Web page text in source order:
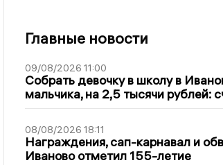
Главные новости
09/08/2026 11:00
Собрать девочку в школу в
мальчика, на 2,5 тысячи рублей:
08/08/2026 18:11
Награждения, сап-карнавал и
Иваново отметил 155-летие